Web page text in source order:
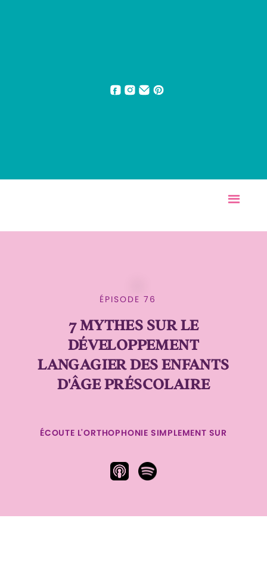
ÉPISODE 76
7 MYTHES SUR LE
DÉVELOPPEMENT
LANGAGIER DES ENFANTS
D'ÂGE PRÉSCOLAIRE
ÉCOUTE L'ORTHOPHONIE SIMPLEMENT SUR